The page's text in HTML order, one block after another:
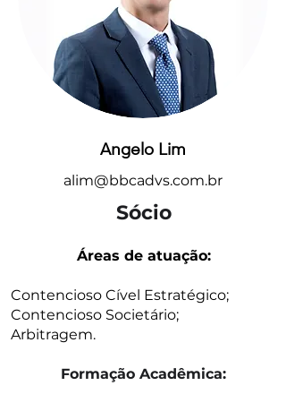
Angelo Lim
alim@bbcadvs.com.br
Sócio
Áreas de atuação:
Contencioso Cível Estratégico;
Contencioso Societário;
Arbitragem.
Formação Acadêmica: